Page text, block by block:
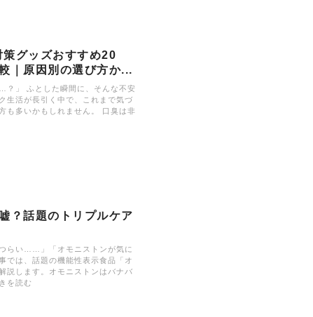
策グッズおすすめ20
｜原因別の選び方か...
？」 ふとした瞬間に、そんな不安
生活が長引く中で、これまで気づ
も多いかもしれません。 口臭は非
？話題のトリプルケア
らい……」「オモニストンが気に
では、話題の機能性表示食品「オ
説します。オモニストンはバナバ
を読む